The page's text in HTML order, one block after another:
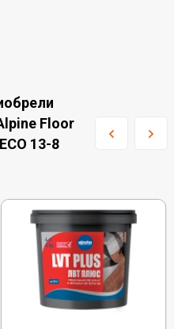
Floor
13-8